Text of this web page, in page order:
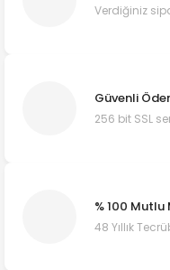
Verdiğiniz
Güvenli
256 bit SSL
% 100
48 Yıllık